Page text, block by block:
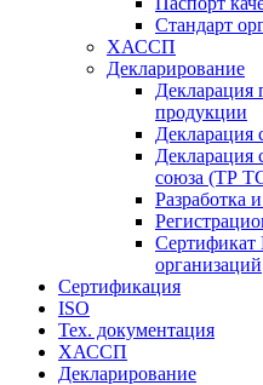
Стандарт
ХАССП
Декларирование
Декларация
продукции
Декларация
Декларация
союза (ТР
Разработка
Сертификат
организаций
Сертификация
ISO
Тех. документация
ХАССП
Декларирование